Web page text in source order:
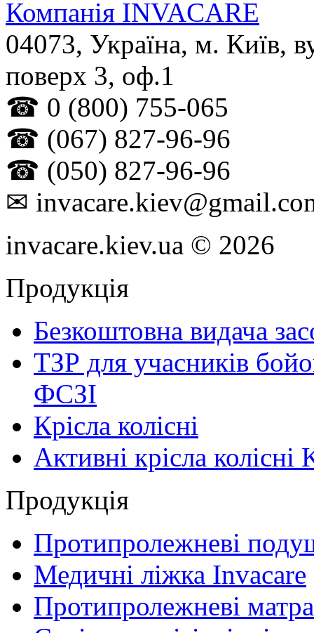
Компанія INVACARE
04073, Україна, м. Київ,
поверх 3, оф.1
☎ 0 (800) 755-065
☎ (067) 827-96-96
☎ (050) 827-96-96
✉
invacare.kiev.ua © 2026
Продукція
Безкоштовна видача
ТЗР для учасників
ФСЗІ
Крісла колісні
Активні крісла колісні
Продукція
Протипролежневі
Медичні ліжка Invacare
Протипролежневі